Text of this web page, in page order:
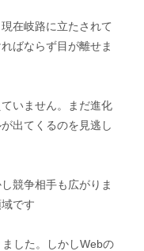
在岐路に立たされて
ばならず目が離せま
いません。まだ進化
出てくるのを見逃し
競争相手も広がりま
です
した。しかしWebの